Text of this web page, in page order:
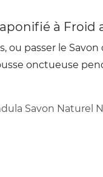
à Froid
ou passer le
onctueuse
Savon Naturel